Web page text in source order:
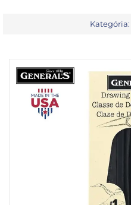
Kategória: